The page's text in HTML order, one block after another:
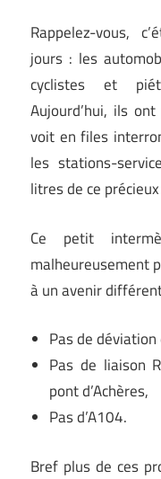
Rappelez-vous,
jours : les
cyclistes et
Aujourd’hui, ils
voit en files
les stations-
litres de ce
Ce petit
malheureusement
à un avenir
Pas de
Pas de liaison
pont d’Achères,
Pas d’A104.
Bref plus de ces